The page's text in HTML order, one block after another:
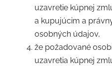
uzavretie kúpnej
a kupujúcim a
osobných údajov,
že požadované
uzavretia kúpnej